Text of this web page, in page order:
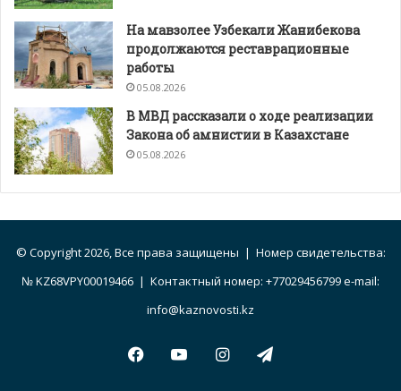
На мавзолее Узбекали Жанибекова
продолжаются реставрационные
работы
05.08.2026
В МВД рассказали о ходе реализации
Закона об амнистии в Казахстане
05.08.2026
© Copyright 2026, Все права защищены | Номер свидетельства:
№ KZ68VPY00019466 | Контактный номер: +77029456799 e-mail:
info@kaznovosti.kz
Facebook
YouTubeInstagramTelegram